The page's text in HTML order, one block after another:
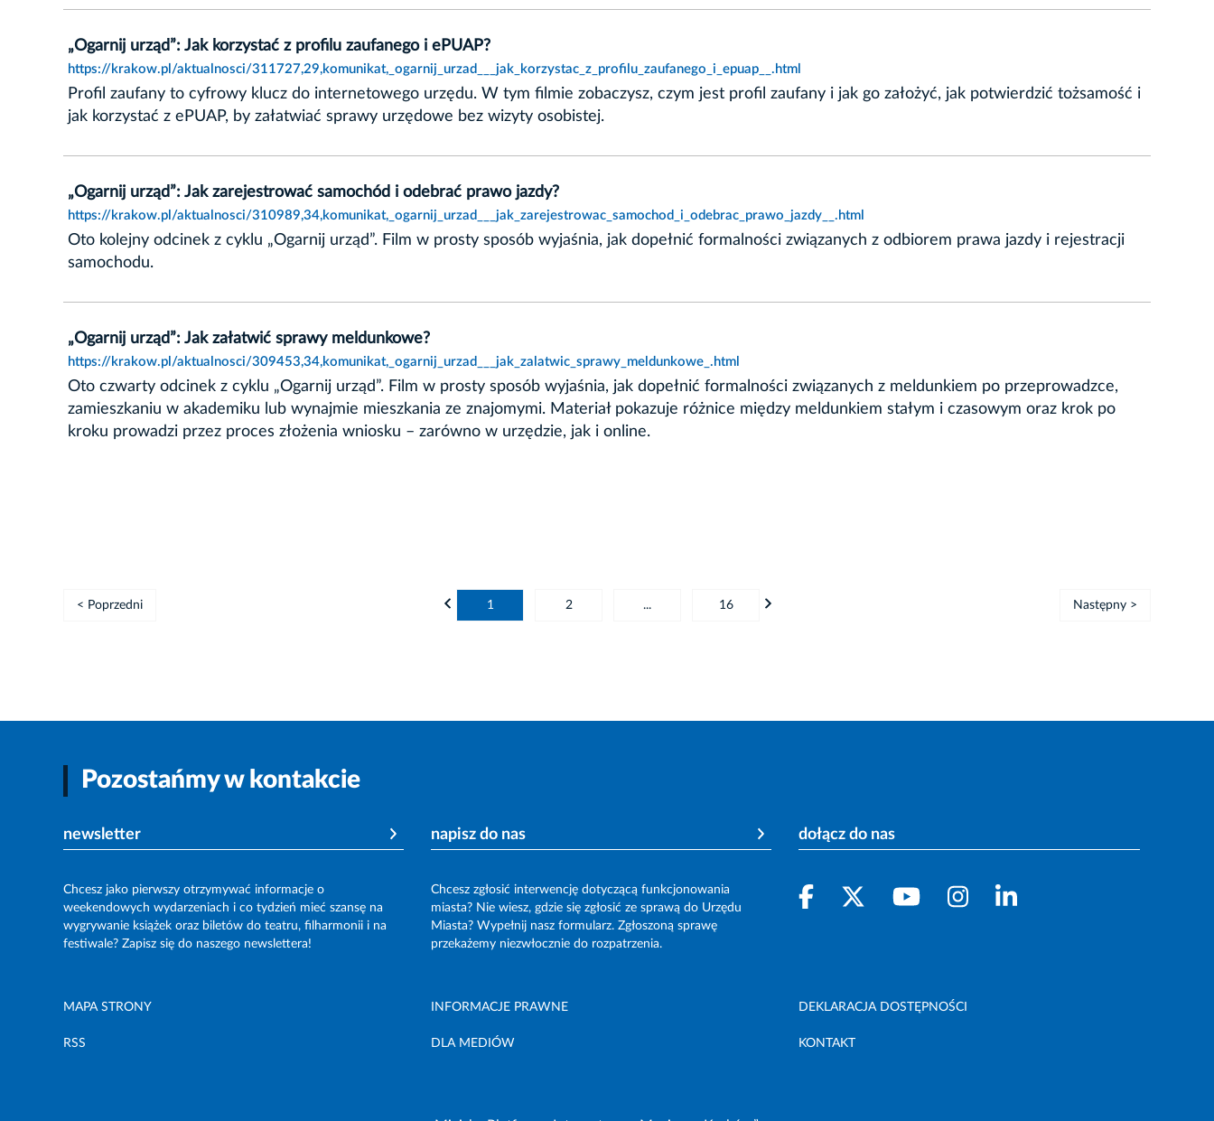
„Ogarnij urząd”: Jak korzystać z profilu zaufanego i ePUAP?
https://krakow.pl/aktualnosci/311727,29,komunikat,_ogarnij_urzad___jak_korzystac_z_profilu_zaufanego_i_epuap__.html
Profil zaufany to cyfrowy klucz do internetowego urzędu. W tym filmie zobaczysz, czym jest profil zaufany i jak go założyć, jak potwierdzić tożsamość i
jak korzystać z ePUAP, by załatwiać sprawy urzędowe bez wizyty osobistej.
„Ogarnij urząd”: Jak zarejestrować samochód i odebrać prawo jazdy?
https://krakow.pl/aktualnosci/310989,34,komunikat,_ogarnij_urzad___jak_zarejestrowac_samochod_i_odebrac_prawo_jazdy__.html
Oto kolejny odcinek z cyklu „Ogarnij urząd”. Film w prosty sposób wyjaśnia, jak dopełnić formalności związanych z odbiorem prawa jazdy i rejestracji
samochodu.
„Ogarnij urząd”: Jak załatwić sprawy meldunkowe?
https://krakow.pl/aktualnosci/309453,34,komunikat,_ogarnij_urzad___jak_zalatwic_sprawy_meldunkowe_.html
Oto czwarty odcinek z cyklu „Ogarnij urząd”. Film w prosty sposób wyjaśnia, jak dopełnić formalności związanych z meldunkiem po przeprowadzce,
zamieszkaniu w akademiku lub wynajmie mieszkania ze znajomymi. Materiał pokazuje różnice między meldunkiem stałym i czasowym oraz krok po
kroku prowadzi przez proces złożenia wniosku – zarówno w urzędzie, jak i online.
< Poprzedni 1 2 ... 16 Następny >
Pozostańmy w kontakcie
newsletter
Chcesz jako pierwszy otrzymywać informacje o
weekendowych wydarzeniach i co tydzień mieć szansę na
wygrywanie książek oraz biletów do teatru, filharmonii i na
festiwale? Zapisz się do naszego newslettera!
napisz do nas
Chcesz zgłosić interwencję dotyczącą funkcjonowania
miasta? Nie wiesz, gdzie się zgłosić ze sprawą do Urzędu
Miasta? Wypełnij nasz formularz. Zgłoszoną sprawę
przekażemy niezwłocznie do rozpatrzenia.
dołącz do nas
MAPA STRONY INFORMACJE PRAWNE DEKLARACJA DOSTĘPNOŚCI
RSS DLA MEDIÓW KONTAKT